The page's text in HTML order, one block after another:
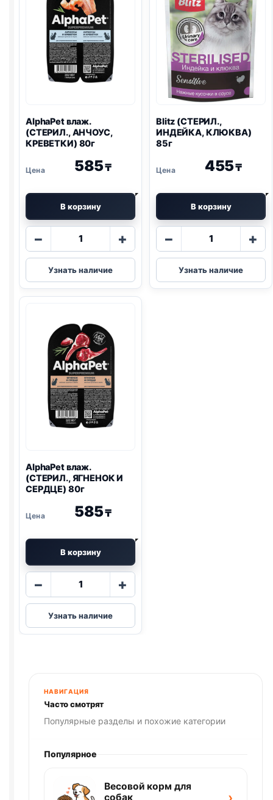
AlphaPet влаж.
(СТЕРИЛ., АНЧОУС,
КРЕВЕТКИ) 80г
585₸
В корзину
−
Количество
AlphaPet
влаж.
(СТЕРИЛ.,
80г
+
Узнать наличие
Blitz (СТЕРИЛ.,
ИНДЕЙКА, КЛЮКВА)
85г
455₸
В корзину
−
Количество
Blitz
(СТЕРИЛ.,
ИНДЕЙКА,
+
Узнать наличие
AlphaPet влаж.
(СТЕРИЛ., ЯГНЕНОК И
СЕРДЦЕ) 80г
585₸
В корзину
−
Количество
AlphaPet
влаж.
(СТЕРИЛ.,
80г
+
Узнать наличие
НАВИГАЦИЯ
Часто смотрят
Популярные разделы и похожие категории
Популярное
Весовой корм для
собак